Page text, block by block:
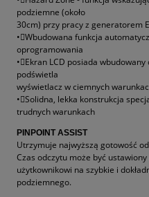
podziemne (około
30cm) przy pracy z generatorem
•Wbudowana funkcja
oprogramowania
•Ekran LCD posiada
podświetla
wyświetlacz w ciemnych
•Solidna, lekka konstrukcja
trudnych warunkach
PINPOINT ASSIST
Utrzymuje najwyższą gotowość
Czas odczytu może być
użytkownikowi na szybkie i
podziemnego.